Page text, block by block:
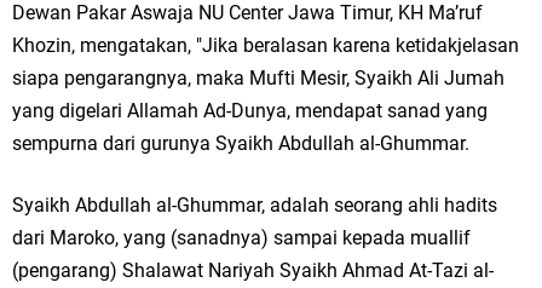
Dewan Pakar Aswaja NU Center Jawa Timur, KH Ma’ruf
Khozin, mengatakan, "Jika beralasan karena ketidakjelasan
siapa pengarangnya, maka Mufti Mesir, Syaikh Ali Jumah
yang digelari Allamah Ad-Dunya, mendapat sanad yang
sempurna dari gurunya Syaikh Abdullah al-Ghummar.
Syaikh Abdullah al-Ghummar, adalah seorang ahli hadits
dari Maroko, yang (sanadnya) sampai kepada muallif
(pengarang) Shalawat Nariyah Syaikh Ahmad At-Tazi al-